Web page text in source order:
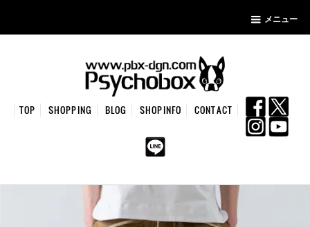
メニュー
TOP SHOPPING BLOG SHOPINFO CONTACT